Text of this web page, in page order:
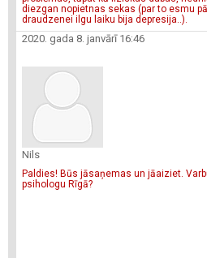
diezgan nopietnas sekas (par to esmu
draudzenei ilgu laiku bija depresija..).
2020. gada 8. janvārī 16:46
Nils
Paldies! Būs jāsaņemas un jāaiziet.
psihologu Rīgā?